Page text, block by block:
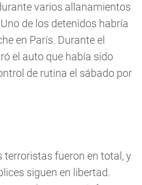
varios allanamientos
de los detenidos habría
en París. Durante el
el auto que había sido
de rutina el sábado por
terroristas fueron en total, y
siguen en libertad.